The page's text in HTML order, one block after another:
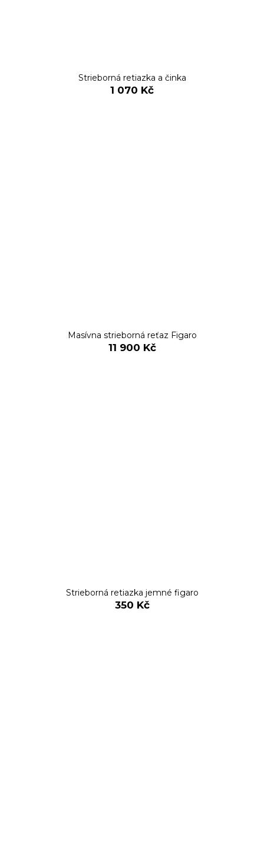
Strieborná retiazka a činka
1 070 Kč
Masívna strieborná reťaz Figaro
11 900 Kč
Strieborná retiazka jemné figaro
350 Kč